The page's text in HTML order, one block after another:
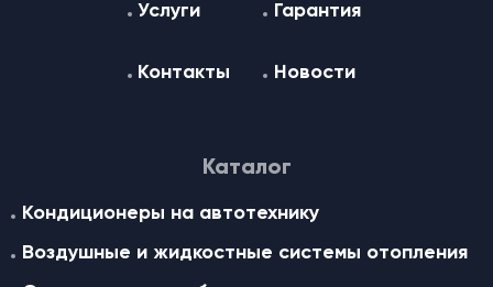
Услуги Гарантия
Контакты Новости
Каталог
Кондиционеры на автотехнику
Воздушные и жидкостные cистемы отопления